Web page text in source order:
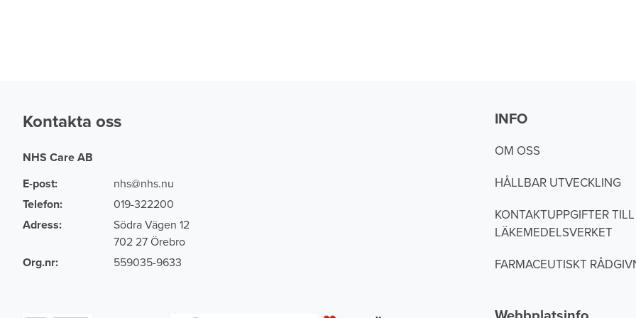
Kontakta oss
NHS Care AB
E-post:
nhs@nhs.nu
Telefon:
019-322200
Adress:
Södra Vägen 12
702 27 Örebro
Org.nr:
559035-9633
INFO
OM OSS
HÅLLBAR UTVECKLING
KONTAKTUPPGIFTER TILL
LÄKEMEDELSVERKET
FARMACEUTISKT